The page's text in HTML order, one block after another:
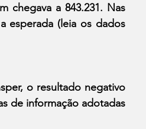
chegava a 843.231. Nas
esperada (leia os dados
o resultado negativo
de informação adotadas